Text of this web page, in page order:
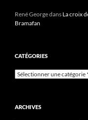
René Georgedans La croix
Bramafan
CATÉGORIES
Catégories
ARCHIVES